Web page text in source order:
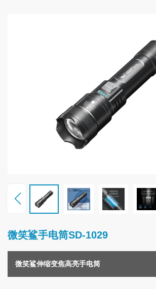
微笑鲨手电筒SD-1029
微笑鲨伸缩变焦高亮手电筒